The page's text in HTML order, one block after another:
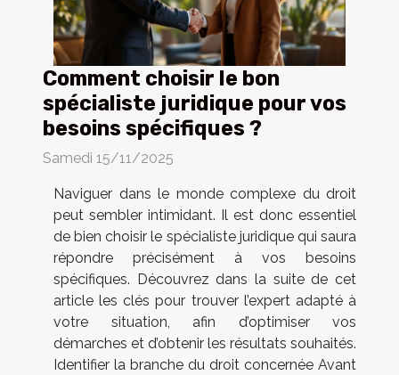
Comment choisir le bon
spécialiste juridique pour vos
besoins spécifiques ?
Samedi 15/11/2025
Naviguer dans le monde complexe du droit
peut sembler intimidant. Il est donc essentiel
de bien choisir le spécialiste juridique qui saura
répondre précisément à vos besoins
spécifiques. Découvrez dans la suite de cet
article les clés pour trouver l’expert adapté à
votre situation, afin d’optimiser vos
démarches et d’obtenir les résultats souhaités.
Identifier la branche du droit concernée Avant